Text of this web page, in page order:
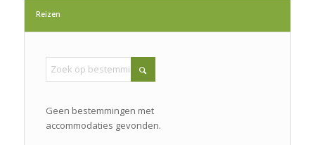
Reizen
Geen bestemmingen met
accommodaties gevonden.